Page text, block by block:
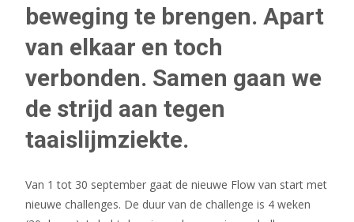
beweging te brengen. Apart
van elkaar en toch
verbonden. Samen gaan we
de strijd aan tegen
taaislijmziekte.
Van 1 tot 30 september gaat de nieuwe Flow van start met
nieuwe challenges. De duur van de challenge is 4 weken